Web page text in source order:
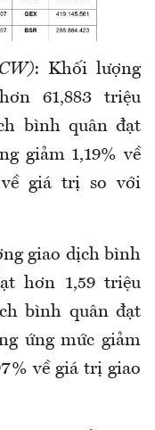
: Khối lượng
61,883 triệu
bình quân đạt
giảm 1,19% về
giá trị so với
giao dịch bình
hơn 1,59 triệu
bình quân đạt
ứng mức giảm
về giá trị giao